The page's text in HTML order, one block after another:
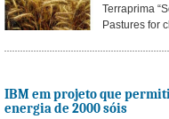
Terraprima
Pastures for
IBM em projeto que
energia de 2000 sóis